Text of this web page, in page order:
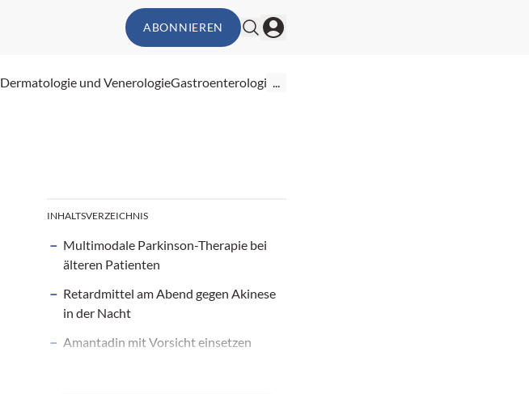
ABONNIEREN
Dermatologie und VenerologieGastroenterologie...
INHALTSVERZEICHNIS
Multimodale Parkinson-Therapie bei
älteren Patienten
Retardmittel am Abend gegen Akinese
in der Nacht
Amantadin mit Vorsicht einsetzen